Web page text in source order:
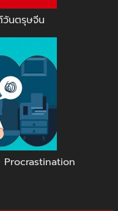
วันตรุษจีน
Procrastination